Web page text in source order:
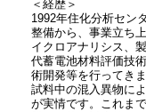
＜経歴＞
1992年住化分析セン
整備から、事業立ち
イクロアナリシス、
代蓄電池材料評価技
術開発等を行ってき
試料中の混入異物に
が実情です。これま